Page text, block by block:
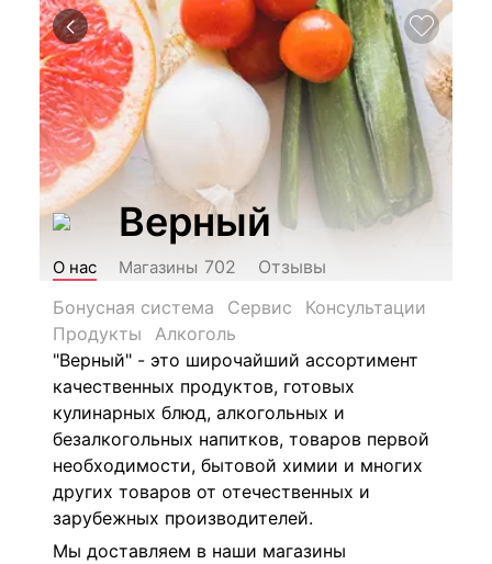
Верный
О нас Магазины 702
Отзывы
Бонусная система
Сервис
Консультации
Продукты
Алкоголь
"Верный" - это широчайший ассортимент
качественных продуктов, готовых
кулинарных блюд, алкогольных и
безалкогольных напитков, товаров первой
необходимости, бытовой химии и многих
других товаров от отечественных и
зарубежных производителей.
Мы доставляем в наши магазины